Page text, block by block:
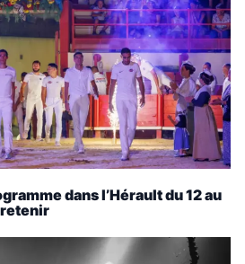
dans l’Hérault du 12 au
retenir